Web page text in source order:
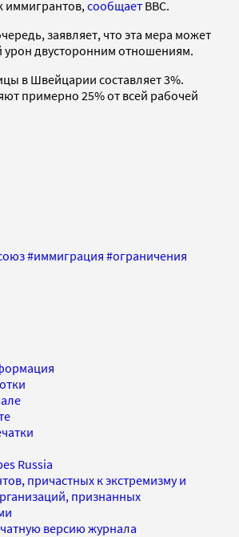
иммигрантов, сообщает BBC.
заявляет, что эта мера может
урон двусторонним отношениям.
в Швейцарии составляет 3%.
примерно 25% от всей рабочей
#иммиграция #ограничения
Russia
причастных к экстремизму и
признанных
версию журнала